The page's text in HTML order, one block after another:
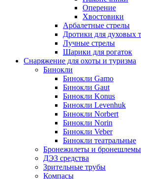
Оперение
Хвостовики
Арбалетные стрелы
Дротики для духовых
Лучные стрелы
Шарики для рогаток
Снаряжение для охоты и туризма
Бинокли
Бинокли Gamo
Бинокли Gaut
Бинокли Konus
Бинокли Levenhuk
Бинокли Norbert
Бинокли Norin
Бинокли Veber
Бинокли театральные
Бронежилеты и бронешлемы
ДЭЗ средства
Зрительные трубы
Компасы